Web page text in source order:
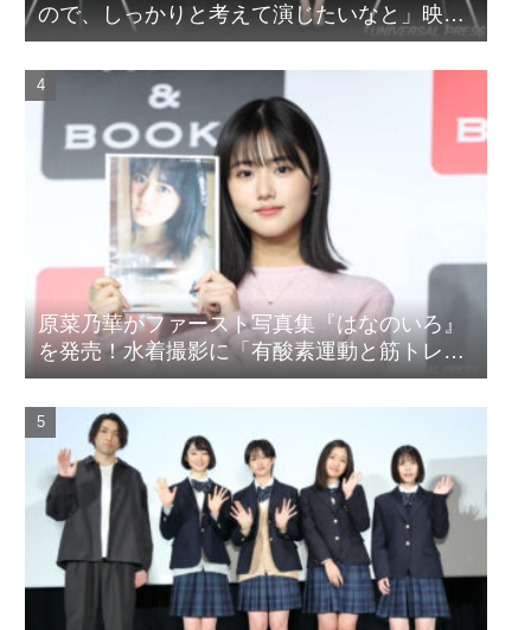
ので、しっかりと考えて演じたいなと」映画
『山女』東京国際映画祭Q&A
原菜乃華がファースト写真集『はなのいろ』
を発売！水着撮影に「有酸素運動と筋トレを
頑張りました」